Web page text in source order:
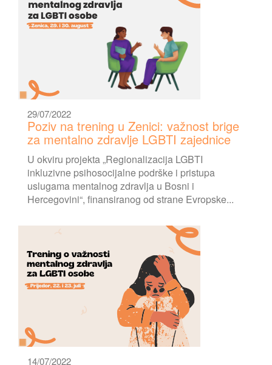
29/07/2022
Poziv na trening u Zenici: važnost brige
za mentalno zdravlje LGBTI zajednice
U okviru projekta „Regionalizacija LGBTI
inkluzivne psihosocijalne podrške i pristupa
uslugama mentalnog zdravlja u Bosni i
Hercegovini“, finansiranog od strane Evropske...
14/07/2022